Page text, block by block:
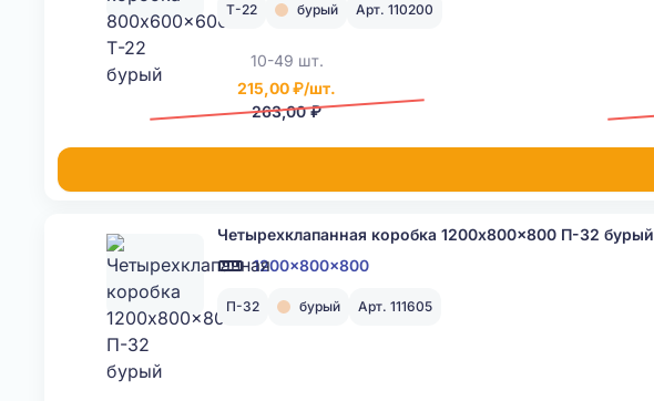
Т-22 бурый Арт. 110200
10-49 шт.
215,00 ₽/шт.
263,00 ₽
Четырехклапанная коробка 1200x800x800 П-32 бурый
1200x800x800
П-32 бурый Арт. 111605